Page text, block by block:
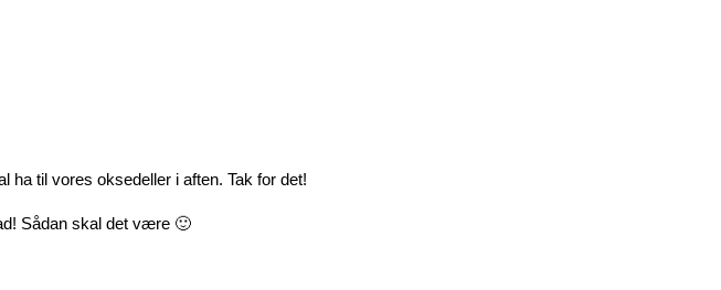
ha til vores oksedeller i aften. Tak for det!
Sådan skal det være 🙂